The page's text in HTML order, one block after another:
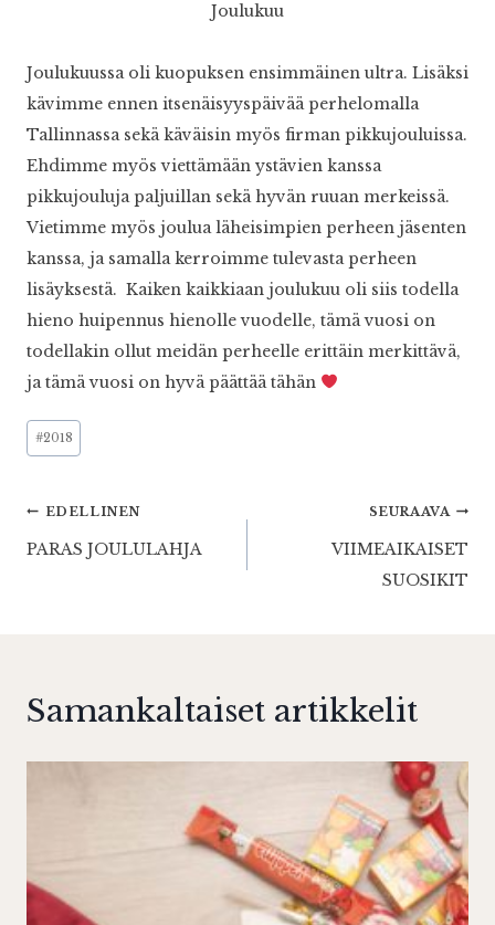
Joulukuu
Joulukuussa oli kuopuksen ensimmäinen ultra. Lisäksi
kävimme ennen itsenäisyyspäivää perhelomalla
Tallinnassa sekä käväisin myös firman pikkujouluissa.
Ehdimme myös viettämään ystävien kanssa
pikkujouluja paljuillan sekä hyvän ruuan merkeissä.
Vietimme myös joulua läheisimpien perheen jäsenten
kanssa, ja samalla kerroimme tulevasta perheen
lisäyksestä. Kaiken kaikkiaan joulukuu oli siis todella
hieno huipennus hienolle vuodelle, tämä vuosi on
todellakin ollut meidän perheelle erittäin merkittävä,
ja tämä vuosi on hyvä päättää tähän
Avainsanat:
#2018
Artikkelien
selaus
EDELLINEN
PARAS JOULULAHJA
SEURAAVA
VIIMEAIKAISET
SUOSIKIT
Samankaltaiset artikkelit